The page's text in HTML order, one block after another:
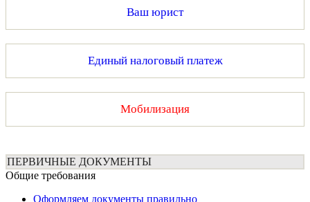
Ваш юрист
Единый налоговый платеж
Мобилизация
ПЕРВИЧНЫЕ ДОКУМЕНТЫ
Общие требования
Оформляем документы правильно